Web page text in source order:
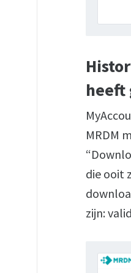
heeft
MRDM
die ooit
zijn: